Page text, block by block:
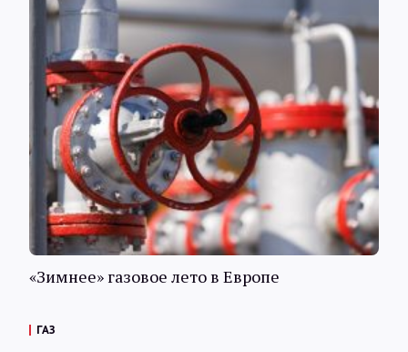
«Зимнее» газовое лето в Европе
ГАЗ